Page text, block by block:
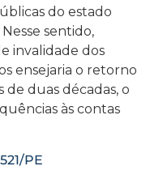
do estado
sentido,
invalidade dos
ensejaria o retorno
de duas décadas, o
às contas
PE